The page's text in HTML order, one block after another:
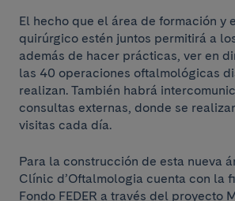
El hecho que el área de formación y
quirúrgico estén juntos permitirá a
además de hacer prácticas, ver en
las 40 operaciones oftalmológicas
realizan. También habrá
consultas externas, donde se
visitas cada día.
Para la construcción de esta nueva
Clínic d’Oftalmologia cuenta con la
Fondo FEDER a través del proyecto